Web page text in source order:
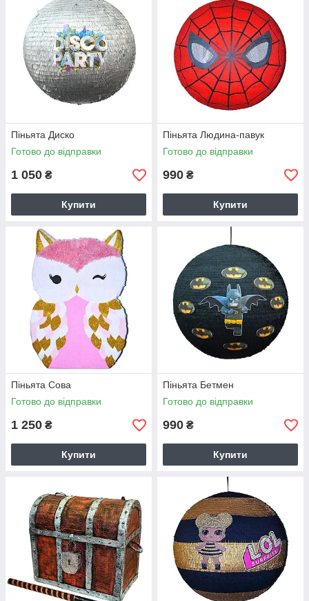
Піньята Диско
Готово до відправки
1 050 ₴
Купити
Піньята Людина-павук
Готово до відправки
990 ₴
Купити
Піньята Сова
Готово до відправки
1 250 ₴
Купити
Піньята Бетмен
Готово до відправки
990 ₴
Купити